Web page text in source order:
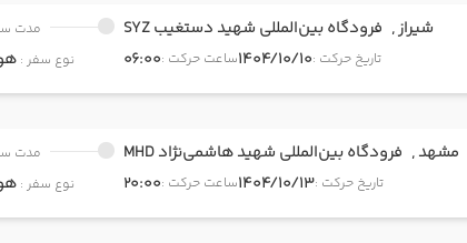
شیراز , فرودگاه بین‌المللی شهید دستغیب SYZ
تاریخ حرکت :1404/10/10ساعت حرکت :06:00
مدت
نوع سفر :
مشهد , فرودگاه بین‌المللی شهید هاشمی‌نژاد MHD
تاریخ حرکت :1404/10/13ساعت حرکت :20:00
مدت
نوع سفر :